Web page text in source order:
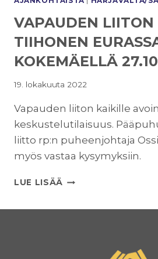
VAPAUDEN LIITON
TIIHONEN
KOKEMÄELLÄ
19. lokakuuta 2022
Vapauden liiton kaikille
keskustelutilaisuus.
liitto rp:n puheenjohtaja
myös vastaa kysymyksiin.
LUE LISÄÄ VAPAUDEN
KOKEMÄELLÄ